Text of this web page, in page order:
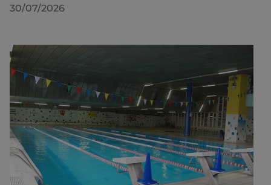
30/07/2026